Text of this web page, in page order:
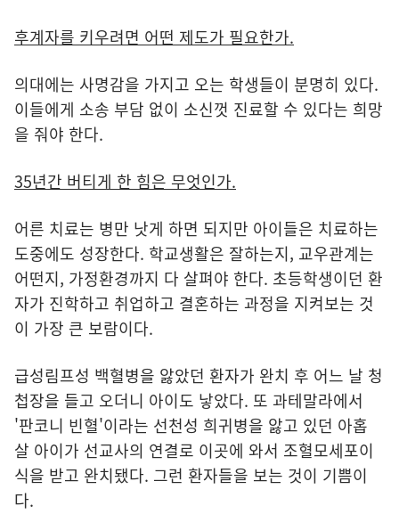
후계자를 키우려면 어떤 제도가 필요한가.
의대에는 사명감을 가지고 오는 학생들이 분명히 있다.
이들에게 소송 부담 없이 소신껏 진료할 수 있다는 희망
을 줘야 한다.
35년간 버티게 한 힘은 무엇인가.
어른 치료는 병만 낫게 하면 되지만 아이들은 치료하는
도중에도 성장한다. 학교생활은 잘하는지, 교우관계는
어떤지, 가정환경까지 다 살펴야 한다. 초등학생이던 환
자가 진학하고 취업하고 결혼하는 과정을 지켜보는 것
이 가장 큰 보람이다.
급성림프성 백혈병을 앓았던 환자가 완치 후 어느 날 청
첩장을 들고 오더니 아이도 낳았다. 또 과테말라에서
'판코니 빈혈'이라는 선천성 희귀병을 앓고 있던 아홉
살 아이가 선교사의 연결로 이곳에 와서 조혈모세포이
식을 받고 완치됐다. 그런 환자들을 보는 것이 기쁨이
다.